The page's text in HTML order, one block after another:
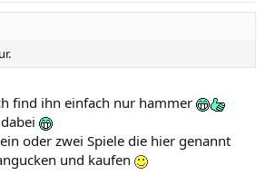
find ihn einfach nur hammer
oder zwei Spiele die hier genannt
und kaufen